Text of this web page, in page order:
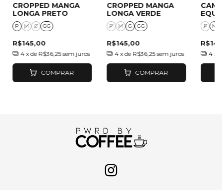
CROPPED MANGA
LONGA PRETO
P M G GG
R$145,00
4 x de R$36,25 sem juros
COMPRAR
CROPPED MANGA
LONGA VERDE
P M G GG
R$145,00
4 x de R$36,25 sem juros
COMPRAR
P M
4 x